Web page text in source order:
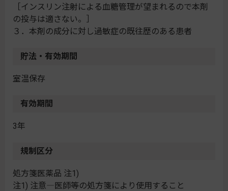
［インスリン注射による血糖管理が望まれるので本剤
の投与は適さない。］
３．本剤の成分に対し過敏症の既往歴のある患者
貯法・有効期間
室温保存
有効期間
3年
規制区分
処方箋医薬品 注1)
注1) 注意―医師等の処方箋により使用すること